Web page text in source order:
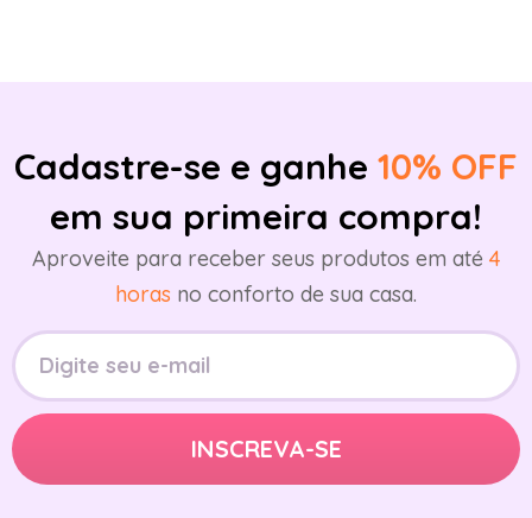
Cadastre-se e ganhe 10% OFF
em sua primeira compra!
Aproveite para receber seus produtos em até 4
horas no conforto de sua casa.